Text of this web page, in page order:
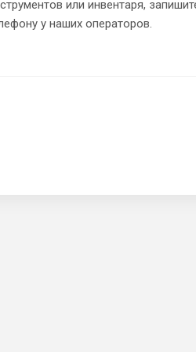
или инвентаря,
у наших операторов.